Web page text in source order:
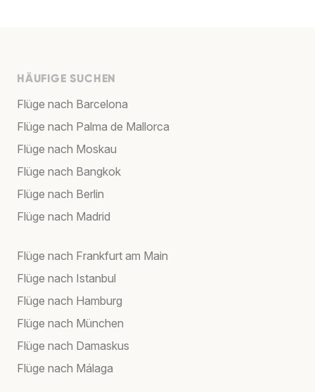
HÄUFIGE SUCHEN
Flüge nach Barcelona
Flüge nach Palma de Mallorca
Flüge nach Moskau
Flüge nach Bangkok
Flüge nach Berlin
Flüge nach Madrid
Flüge nach Frankfurt am Main
Flüge nach Istanbul
Flüge nach Hamburg
Flüge nach München
Flüge nach Damaskus
Flüge nach Málaga